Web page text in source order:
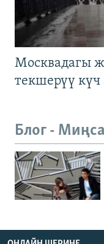
Москвадагы
текшерүү күч
Блог -